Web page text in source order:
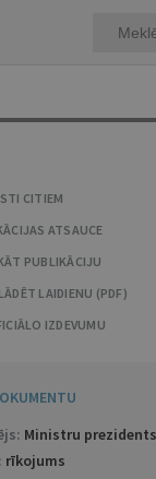
CITIEM
ATSAUCE
PUBLIKĀCIJU
LAIDIENU (PDF)
IZDEVUMU
Ministru prezidents
rīkojums